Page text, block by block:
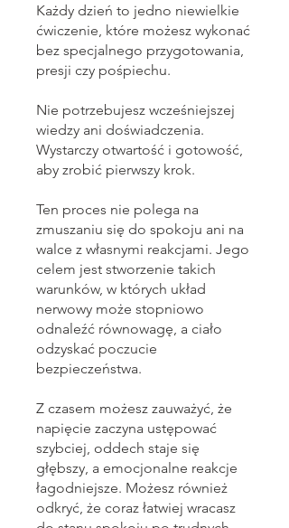
Każdy dzień to jedno niewielkie
ćwiczenie, które możesz wykonać
bez specjalnego przygotowania,
presji czy pośpiechu.
Nie potrzebujesz wcześniejszej
wiedzy ani doświadczenia.
Wystarczy otwartość i gotowość,
aby zrobić pierwszy krok.
Ten proces nie polega na
zmuszaniu się do spokoju ani na
walce z własnymi reakcjami. Jego
celem jest stworzenie takich
warunków, w których układ
nerwowy może stopniowo
odnaleźć równowagę, a ciało
odzyskać poczucie
bezpieczeństwa.
Z czasem możesz zauważyć, że
napięcie zaczyna ustępować
szybciej, oddech staje się
głębszy, a emocjonalne reakcje
łagodniejsze. Możesz również
odkryć, że coraz łatwiej wracasz